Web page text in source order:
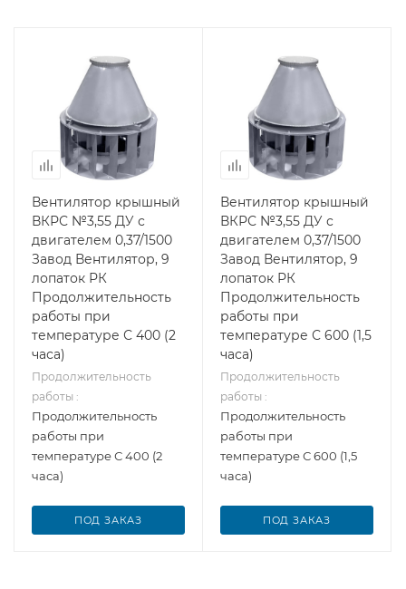
Вентилятор крышный
ВКРС №3,55 ДУ с
двигателем 0,37/1500
Завод Вентилятор, 9
лопаток РК
Продолжительность
работы при
температуре С 400 (2
часа)
Продолжительность
работы :
Продолжительность
работы при
температуре С 400 (2
часа)
ПОД ЗАКАЗ
Вентилятор крышный
ВКРС №3,55 ДУ с
двигателем 0,37/1500
Завод Вентилятор, 9
лопаток РК
Продолжительность
работы при
температуре С 600 (1,5
часа)
Продолжительность
работы :
Продолжительность
работы при
температуре С 600 (1,5
часа)
ПОД ЗАКАЗ